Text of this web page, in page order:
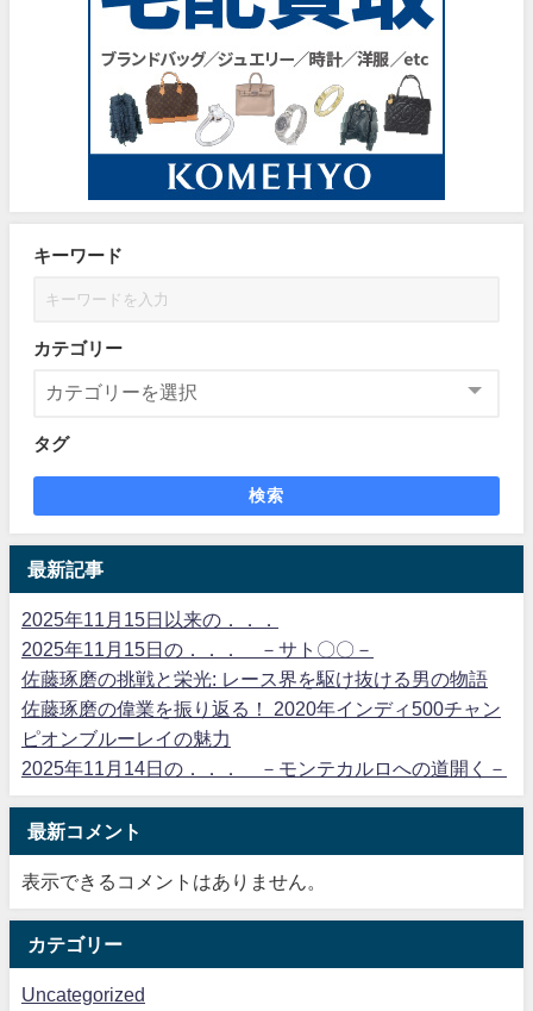
キーワード
カテゴリー
タグ
検索
最新記事
2025年11月15日以来の．．．
2025年11月15日の．．． －サト〇〇－
佐藤琢磨の挑戦と栄光: レース界を駆け抜ける男の物語
佐藤琢磨の偉業を振り返る！ 2020年インディ500チャン
ピオンブルーレイの魅力
2025年11月14日の．．． －モンテカルロへの道開く－
最新コメント
表示できるコメントはありません。
カテゴリー
Uncategorized